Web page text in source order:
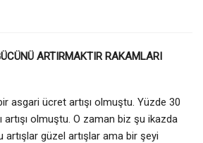
ARTIRMAKTIR RAKAMLARI
asgari ücret artışı olmuştu. Yüzde 30
artışı olmuştu. O zaman biz şu ikazda
artışlar güzel artışlar ama bir şeyi